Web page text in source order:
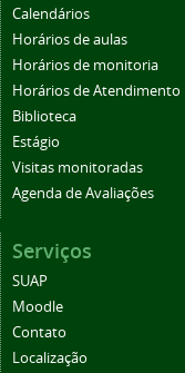
Calendários
Horários de aulas
Horários de monitoria
Horários de Atendimento
Biblioteca
Estágio
Visitas monitoradas
Agenda de Avaliações
Serviços
SUAP
Moodle
Contato
Localização